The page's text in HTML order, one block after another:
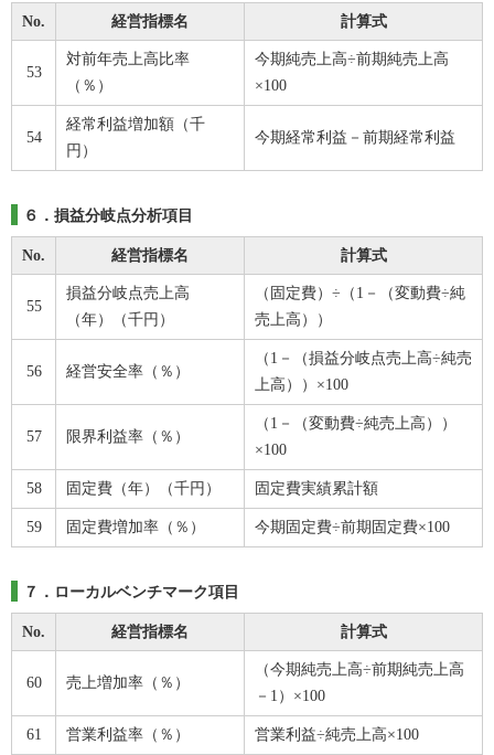
No. 経営指標名 計算式
53
対前年売上高比率
（％）
今期純売上高÷前期純売上高
×100
54
経常利益増加額（千
円）
今期経常利益－前期経常利益
６．損益分岐点分析項目
No. 経営指標名 計算式
55
損益分岐点売上高
（年）（千円）
（固定費）÷（1－（変動費÷純
売上高））
56 経営安全率（％）
（1－（損益分岐点売上高÷純売
上高））×100
57 限界利益率（％）
（1－（変動費÷純売上高））
×100
58 固定費（年）（千円） 固定費実績累計額
59 固定費増加率（％） 今期固定費÷前期固定費×100
７．ローカルベンチマーク項目
No. 経営指標名 計算式
60 売上増加率（％）
（今期純売上高÷前期純売上高
－1）×100
61 営業利益率（％） 営業利益÷純売上高×100